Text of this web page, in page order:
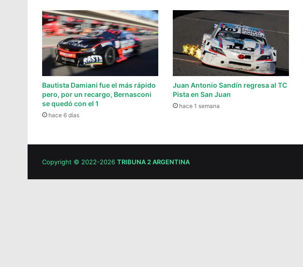
Bautista Damiani fue el más rápido
pero, por un recargo, Bernasconi
se quedó con el 1
hace 6 días
Juan Antonio Sandín regresa al TC
Pista en San Juan
hace 1 semana
Copyright © 2022-2026 TRIBUNA 2 ARGENTINA